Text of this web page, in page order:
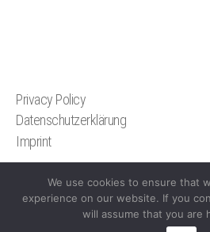
Privacy Policy
Datenschutzerklärung
Imprint
© 2026Christoph Bangert
We use cookies to ensure that
experience on our website. If you
will assume that you are